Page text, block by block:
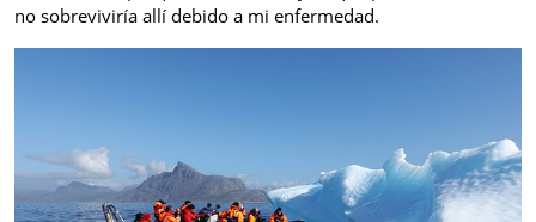
no sobreviviría allí debido a mi enfermedad.